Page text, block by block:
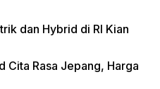
dan Hybrid di RI Kian
Cita Rasa Jepang, Harga